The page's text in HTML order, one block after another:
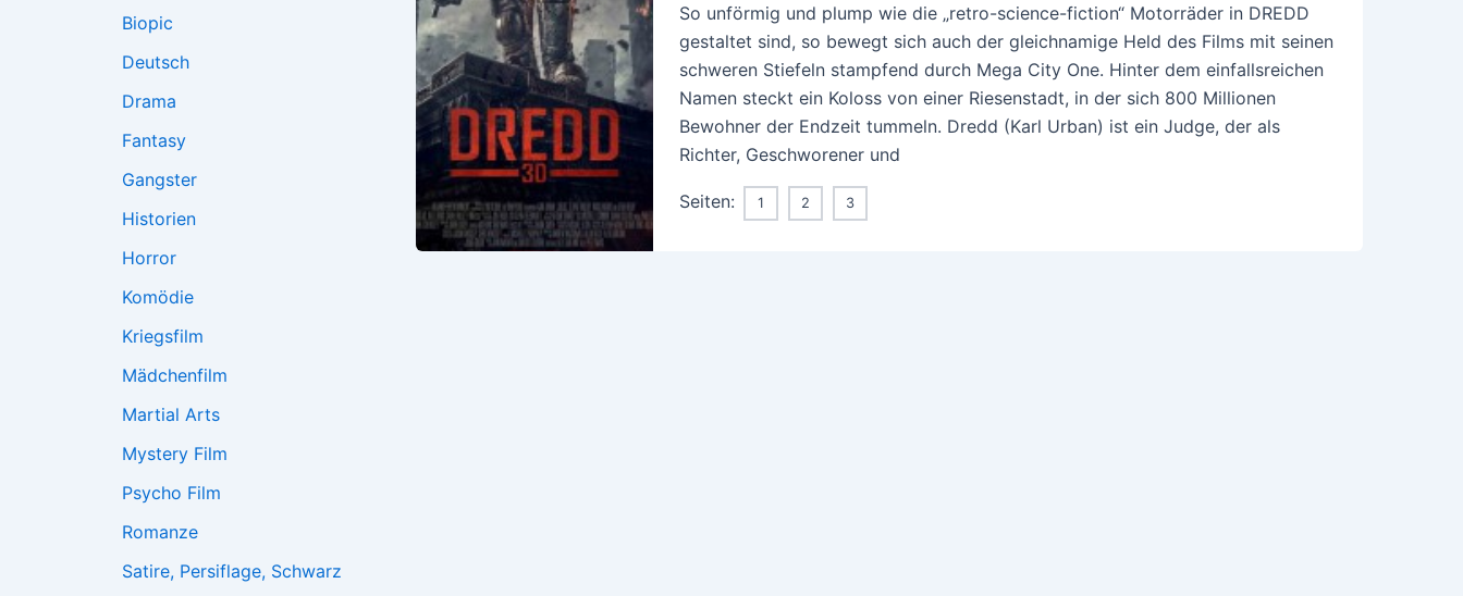
Biopic
Deutsch
Drama
Fantasy
Gangster
Historien
Horror
Komödie
Kriegsfilm
Mädchenfilm
Martial Arts
Mystery Film
Psycho Film
Romanze
Satire, Persiflage, Schwarz
So unförmig und plump wie die „retro-science-fiction“ Motorräder in DREDD
gestaltet sind, so bewegt sich auch der gleichnamige Held des Films mit seinen
schweren Stiefeln stampfend durch Mega City One. Hinter dem einfallsreichen
Namen steckt ein Koloss von einer Riesenstadt, in der sich 800 Millionen
Bewohner der Endzeit tummeln. Dredd (Karl Urban) ist ein Judge, der als
Richter, Geschworener und
Seiten: 1 2 3